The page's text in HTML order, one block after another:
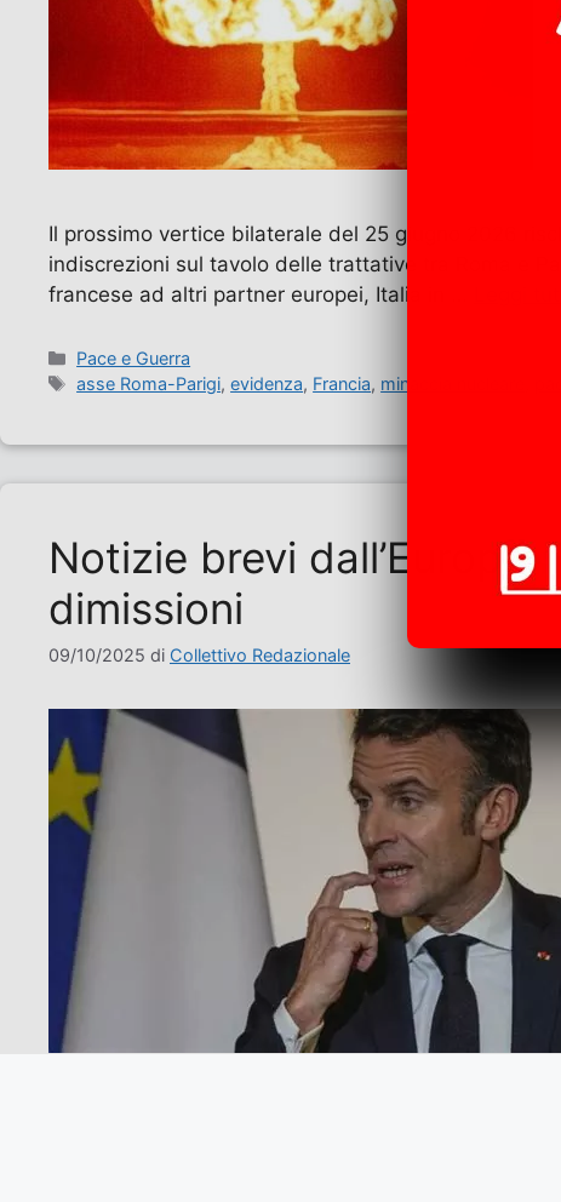
Il prossimo vertice bilaterale del 25 giugno 2026
indiscrezioni sul tavolo delle trattative tra Roma e
francese ad altri partner europei, Italia in …
Categorie
Pace e Guerra
Tag
asse Roma-Parigi,evidenza, Francia, minaccia nucleare
Notizie brevi
dimissioni
09/10/2025 di Collettivo Redazionale